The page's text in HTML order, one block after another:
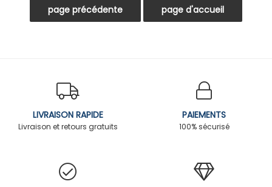
LIVRAISON RAPIDE
Livraison et retours gratuits
PAIEMENTS
100% sécurisé